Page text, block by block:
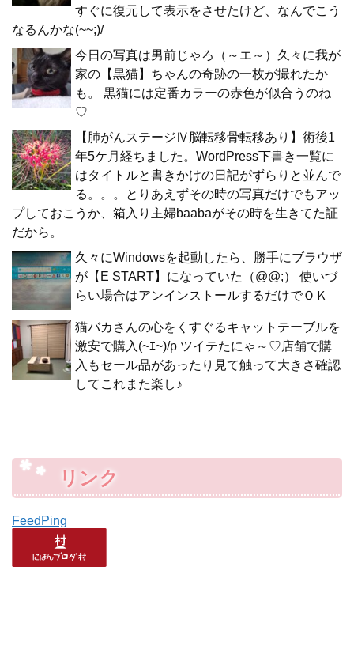
すぐに復元して表示をさせたけど、なんでこう
なるんかな(~~;)/
今日の写真は男前じゃろ（～エ～）久々に我が
家の【黒猫】ちゃんの奇跡の一枚が撮れたか
も。 黒猫には定番カラーの赤色が似合うのね
♡
【肺がんステージⅣ脳転移骨転移あり】術後1
年5ケ月経ちました。WordPress下書き一覧に
はタイトルと書きかけの日記がずらりと並んで
る。。。とりあえずその時の写真だけでもアッ
プしておこうか、箱入り主婦baabaがその時を生きてた証
だから。
久々にWindowsを起動したら、勝手にブラウザ
が【E START】になっていた（@@;） 使いづ
らい場合はアンインストールするだけでＯＫ
猫バカさんの心をくすぐるキャットテーブルを
激安で購入(~ｴ~)/p ツイテたにゃ～♡店舗で購
入もセール品があったり見て触って大きさ確認
してこれまた楽し♪
リンク
FeedPing